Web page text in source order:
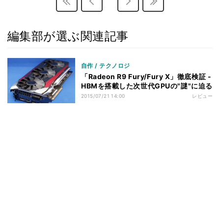
編集部が選ぶ関連記事
自作 / テクノロジ
「Radeon R9 Fury/Fury X」徹底検証 -
HBMを搭載した次世代GPUの"謎"に迫る
2015/07/21 14:00 レビュー